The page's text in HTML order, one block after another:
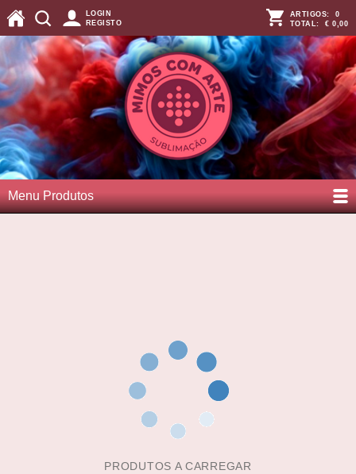
LOGIN
REGISTO
ARTIGOS: 0
TOTAL: € 0,00
Menu Produtos
PRODUTOS A CARREGAR